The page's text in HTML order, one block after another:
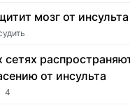
мозг от инсульта
сетях
от инсульта
4